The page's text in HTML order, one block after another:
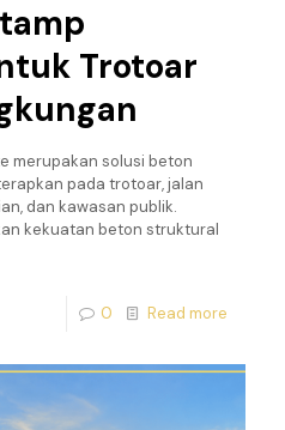
Trotoar
merupakan solusi beton
pada trotoar, jalan
dan kawasan publik.
kekuatan beton struktural
0 Read more